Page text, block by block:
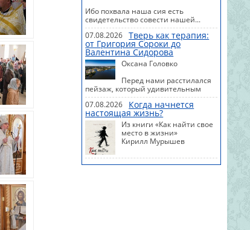
Ибо похвала наша сия есть
свидетельство совести нашей...
#Апостол #Сегодня #Календарь
07.08.2026 Тверь как терапия:
от Григория Сороки до
Валентина Сидорова
Оксана Головко
Перед нами расстилался
пейзаж, который удивительным
образом вмещает в себя всю
полноту мироздания – узнаваемый
и вместе с тем какой-то
космический, вселенский.
07.08.2026 Когда начнется
настоящая жизнь?
Из книги «Как найти свое
место в жизни»
Кирилл Мурышев
Оправданно ли это —
считать свою